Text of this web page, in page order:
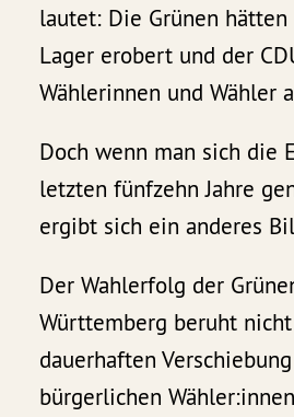
lautet: Die Grünen
Lager erobert und der
Wählerinnen und Wähler
Doch wenn man sich die
letzten fünfzehn Jahre
ergibt sich ein anderes
Der Wahlerfolg der
Württemberg beruht
dauerhaften
bürgerlichen